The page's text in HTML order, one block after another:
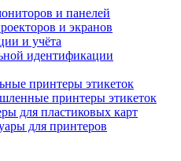
и панелей
и экранов
и учёта
идентификации
принтеры этикеток
принтеры этикеток
для пластиковых карт
для принтеров